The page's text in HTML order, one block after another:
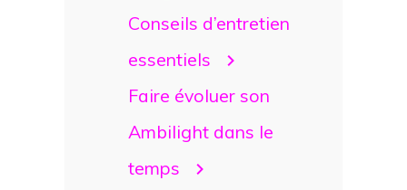
Conseils d’entretien
essentiels
Faire évoluer son
Ambilight dans le
temps